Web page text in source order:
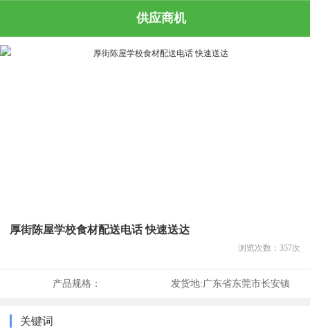
供应商机
厚街陈屋学校食材配送电话 快速送达
浏览次数： 357次
产品规格： 发货地:广东省东莞市长安镇
关键词